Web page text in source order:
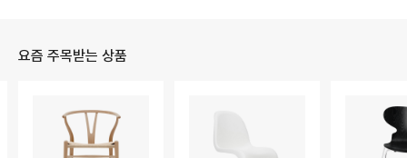
요즘 주목받는 상품